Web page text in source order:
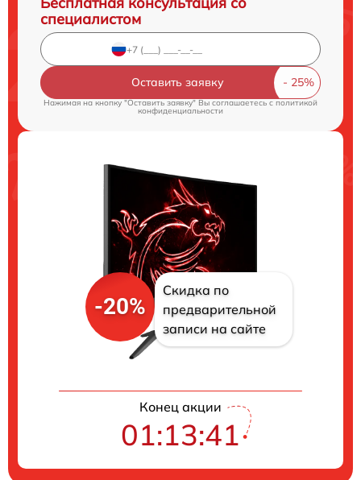
специалистом
Оставить заявку
Нажимая на кнопку "Оставить заявку" Вы соглашаетесь cполитикой
конфиденциальности
-20%
Скидка по
предварительной
записи на сайте
Конец акции
01:13:40